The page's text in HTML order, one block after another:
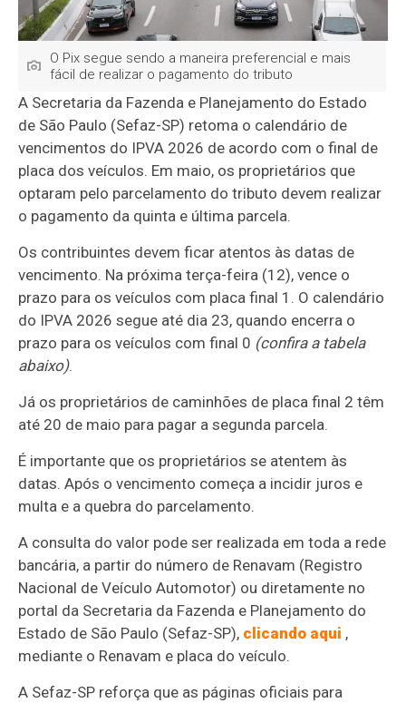
O Pix segue sendo a maneira preferencial e mais
fácil de realizar o pagamento do tributo
A Secretaria da Fazenda e Planejamento do Estado
de São Paulo (Sefaz-SP) retoma o calendário de
vencimentos do IPVA 2026 de acordo com o final de
placa dos veículos. Em maio, os proprietários que
optaram pelo parcelamento do tributo devem realizar
o pagamento da quinta e última parcela.
Os contribuintes devem ficar atentos às datas de
vencimento. Na próxima terça-feira (12), vence o
prazo para os veículos com placa final 1. O calendário
do IPVA 2026 segue até dia 23, quando encerra o
prazo para os veículos com final 0 (confira a tabela
abaixo).
Já os proprietários de caminhões de placa final 2 têm
até 20 de maio para pagar a segunda parcela.
É importante que os proprietários se atentem às
datas. Após o vencimento começa a incidir juros e
multa e a quebra do parcelamento.
A consulta do valor pode ser realizada em toda a rede
bancária, a partir do número de Renavam (Registro
Nacional de Veículo Automotor) ou diretamente no
portal da Secretaria da Fazenda e Planejamento do
Estado de São Paulo (Sefaz-SP), clicando aqui ,
mediante o Renavam e placa do veículo.
A Sefaz-SP reforça que as páginas oficiais para